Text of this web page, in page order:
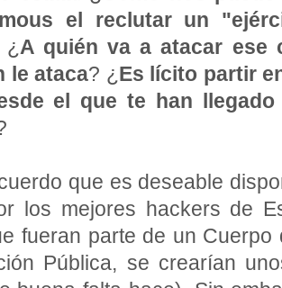
el reclutar un
¿A quién va a atacar ese
le ataca? ¿Es lícito partir
el que te han
que es deseable
los mejores hackers de
fueran parte de un Cuerpo
Pública, se crearían